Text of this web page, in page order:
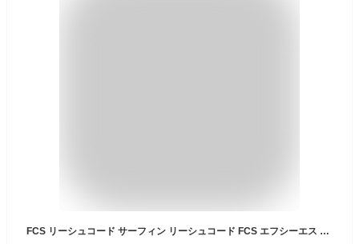
FCS リーシュコード サーフィン リーシュコード FCS エフシーエス 7’ Regular CLASSIC LEASH レギュラークラッシックリーシュ 7ft リーシュ パワーコード サーフボード 送料無料 あす楽